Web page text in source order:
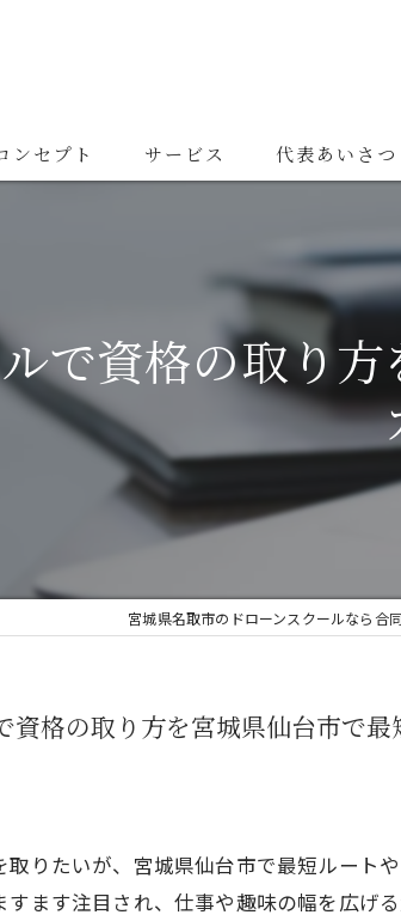
ンセプト サービス 代表あいさつ
で資格の取り
宮城県名取市のドローンスクールなら合
資格の取り方を宮城県仙台市で
取りたいが、宮城県仙台市で最短ルー
すます注目され、仕事や趣味の幅を広げ